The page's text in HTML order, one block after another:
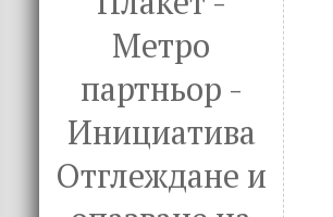
Метро
партньор -
Инициатива
Отглеждане и